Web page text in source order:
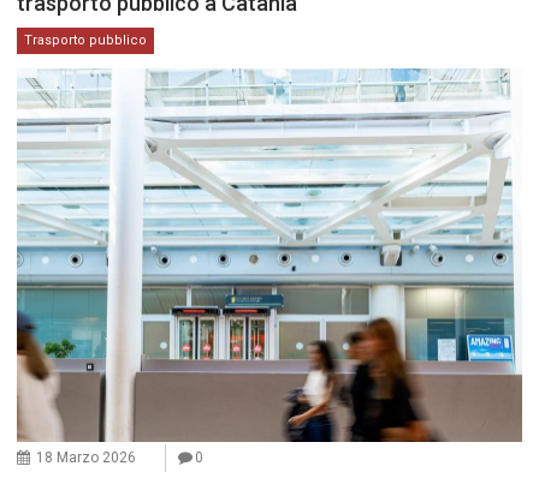
Trasporto pubblico
18 Marzo 2026 0